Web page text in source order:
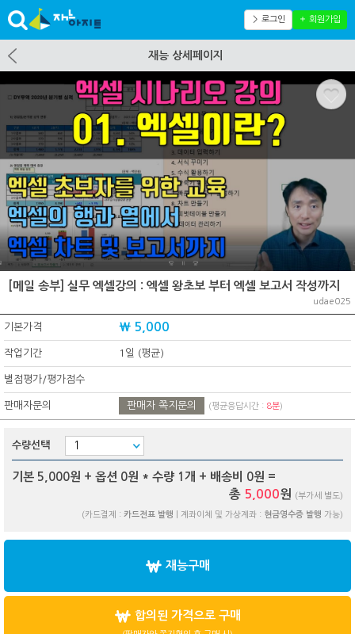
＞ 로그인 ＋ 회원가입
재능 상세페이지
[메일 송부] 실무 엑셀강의 : 엑셀 왕초보 부터 엑셀 보고서 작성까지
udae025
기본가격 ₩ 5,000
작업기간 1일 (평균)
별점평가/평가점수
판매자문의 판매자 쪽지문의 (평균응답시간 : 8분)
수량선택
기본 5,000원 + 옵션 0원 * 수량 1 개 + 배송비 0원 =
총 5,000원 (부가세 별도)
(카드결제 : 카드전표 발행 | 계좌이체 및 가상계좌 : 현금영수증 발행 가능)
재능구매
합의된 가격으로 구매